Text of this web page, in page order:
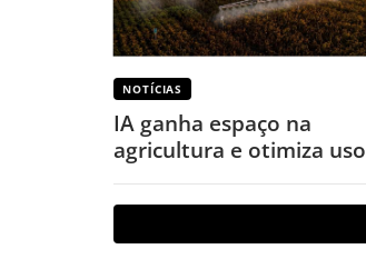
NOTÍCIAS
IA ganha espaço na
agricultura e otimiza uso
de defensivos